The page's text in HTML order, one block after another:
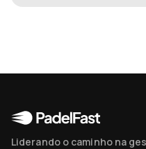
Liderando o caminho na